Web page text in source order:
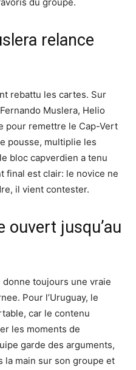
du groupe.
relance
rebattu les cartes. Sur
Muslera, Helio
pour remettre le Cap-Vert
pousse, multiplie les
bloc capverdien a tenu
final est clair: le novice ne
il vient contester.
ouvert jusqu’au
toujours une vraie
Pour l’Uruguay, le
car le contenu
les moments de
garde des arguments,
la main sur son groupe et